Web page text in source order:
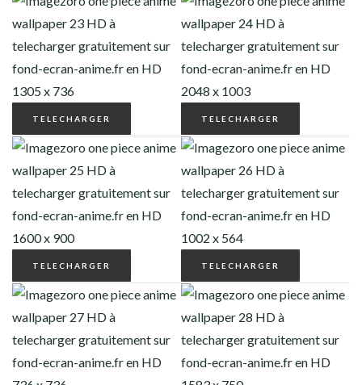
TELECHARGER TELECHARGER
TELECHARGER TELECHARGER